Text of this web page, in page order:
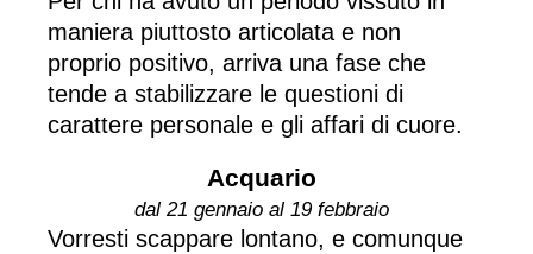
maniera piuttosto articolata e non
proprio positivo, arriva una fase che
tende a stabilizzare le questioni di
carattere personale e gli affari di cuore.
Acquario
dal 21 gennaio al 19 febbraio
Vorresti scappare lontano, e comunque